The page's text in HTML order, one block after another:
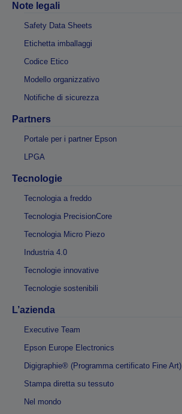
Note legali
Safety Data Sheets
Etichetta imballaggi
Codice Etico
Modello organizzativo
Notifiche di sicurezza
Partners
Portale per i partner Epson
LPGA
Tecnologie
Tecnologia a freddo
Tecnologia PrecisionCore
Tecnologia Micro Piezo
Industria 4.0
Tecnologie innovative
Tecnologie sostenibili
L’azienda
Executive Team
Epson Europe Electronics
Digigraphie® (Programma certificato Fine Art)
Stampa diretta su tessuto
Nel mondo